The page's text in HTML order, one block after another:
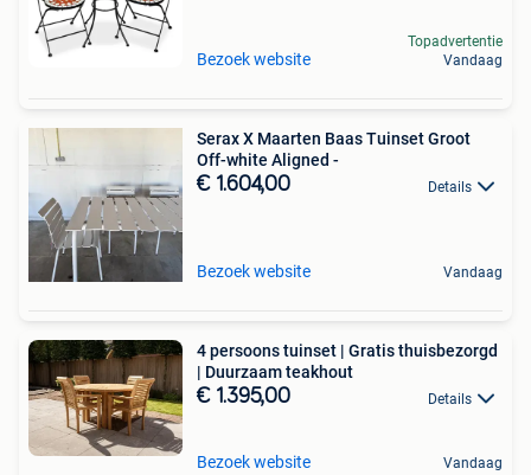
Bezoek website
Topadvertentie
Vandaag
Serax X Maarten Baas Tuinset Groot
Off-white Aligned -
€ 1.604,00 Details
Bezoek website Vandaag
4 persoons tuinset | Gratis thuisbezorgd
| Duurzaam teakhout
€ 1.395,00 Details
Bezoek website Vandaag